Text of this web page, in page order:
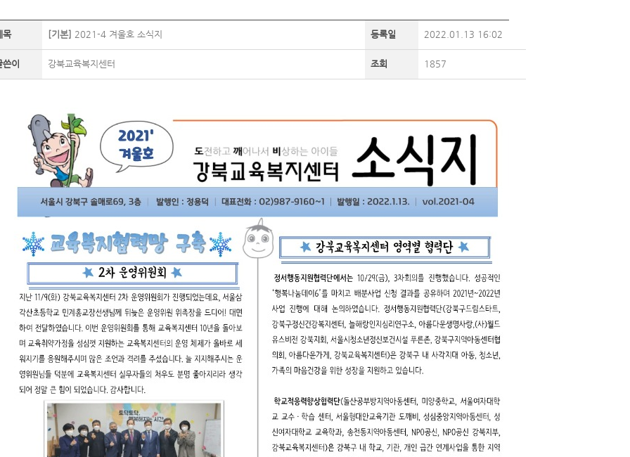
목 [기본] 2021-4 겨울호 소식지 등록일 2022.01.13 16:02
쓴이 강북교육복지센터 조회 1857